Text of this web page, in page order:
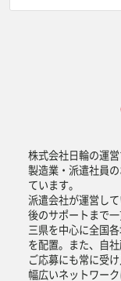
株式会社日輪の運営
製造業・派遣社員
ています。
派遣会社が運営し
後のサポートまで
三県を中心に全国
を配置。また、自
ご応募にも常に受
幅広いネットワー